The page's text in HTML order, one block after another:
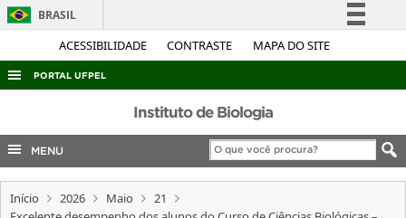
ACESSIBILIDADE CONTRASTE MAPA DO SITE
BRASIL
Simplifique!
Acesso à informação
Legislação
Canais
PORTAL UFPEL
ACESSO À INFORMAÇÃO
AUDITORIA
COBALTO
CONCURSOS
Instituto de Biologia
MENU
Início 2026 Maio
21